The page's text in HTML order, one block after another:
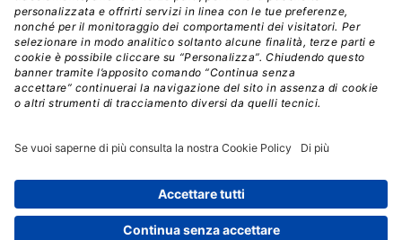
Edra Edizioni
Edizioni LSWR
LSWR Group
Mixer è un prodotto del network Edra Edizioni. Direzione, amministrazione,
redazione, pubblicità | © Copyright 2026 – Tutti i diritti riservati | Partita IVA e C.F.
14392510963